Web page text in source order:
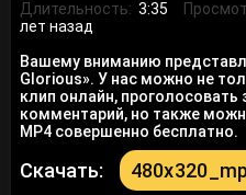
Длительность: 3:35
лет назад
Вашему вниманию
Glorious». У нас можно не
клип онлайн, проголосовать
комментарий, но также
MP4 совершенно бесплатно.
Скачать: